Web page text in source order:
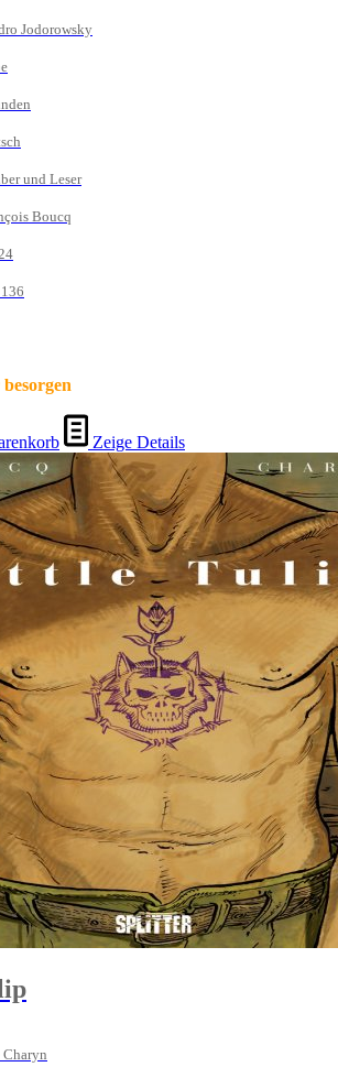
Jodorowsky
und Leser
Boucq
136
Zeige Details
Charyn